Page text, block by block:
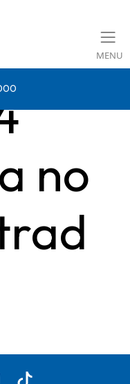
MENU
no